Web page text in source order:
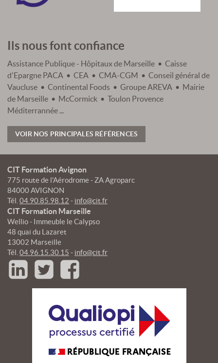
Ils nous font confiance
Assistance Publique - Hôpitaux de Marseille • Caisse
d'Epargne PACA • CEA • CMA-CGM • Conseil général de
Vaucluse • Continental Foods • Groupe AREVA • Mairie
de Marseille • McCormick • Toulon Provence
Méditerrannée ...
VOIR NOS PRINCIPALES RÉFÉRENCES
CIT Formation Avignon
775 route de l'Aérodrome - ZA Agroparc
84000 AVIGNON
Tél. 04.90.85.98.12 - info@cit.fr
CIT Formation Marseille
Wellio - Immeuble le Calypso
48 quai du Lazaret
13002 Marseille
Tél. 04.96.15.30.15 - info@cit.fr